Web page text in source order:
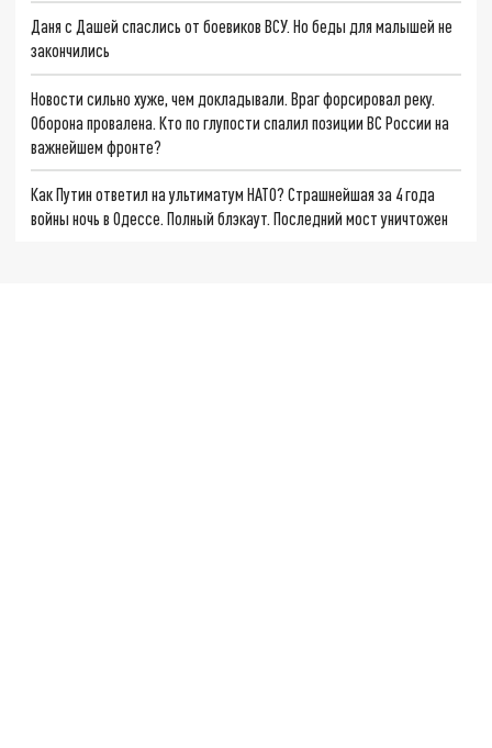
Даня с Дашей спаслись от боевиков ВСУ. Но беды для малышей не
закончились
Новости сильно хуже, чем докладывали. Враг форсировал реку.
Оборона провалена. Кто по глупости спалил позиции ВС России на
важнейшем фронте?
Как Путин ответил на ультиматум НАТО? Страшнейшая за 4 года
войны ночь в Одессе. Полный блэкаут. Последний мост уничтожен